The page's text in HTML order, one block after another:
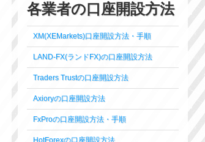
各業者の口座開設方法
XM(XEMarkets)口座開設方法・手順
LAND-FX(ランドFX)の口座開設方法
Traders Trustの口座開設方法
Axioryの口座開設方法
FxProの口座開設方法・手順